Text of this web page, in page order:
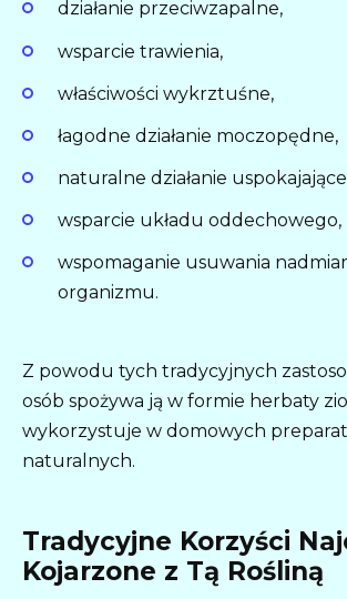
działanie przeciwzapalne,
wsparcie trawienia,
właściwości wykrztuśne,
łagodne działanie moczopędne,
naturalne działanie
wsparcie układu oddechowego,
wspomaganie usuwania
organizmu.
Z powodu tych tradycyjnych
osób spożywa ją w formie herbaty
wykorzystuje w domowych
naturalnych.
Tradycyjne Korzyści
Kojarzone z Tą Rośliną